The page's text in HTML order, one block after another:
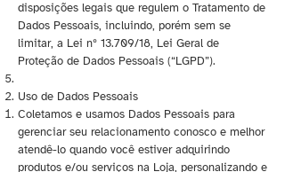
disposições legais que regulem o Tratamento de
Dados Pessoais, incluindo, porém sem se
limitar, a Lei nº 13.709/18, Lei Geral de
Proteção de Dados Pessoais (“LGPD”).
Uso de Dados Pessoais
Coletamos e usamos Dados Pessoais para
gerenciar seu relacionamento conosco e melhor
atendê-lo quando você estiver adquirindo
produtos e/ou serviços na Loja, personalizando e